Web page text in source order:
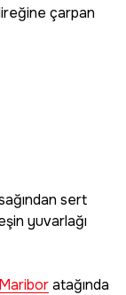
çarpan
sert
yuvarlağı
Mariboratağında